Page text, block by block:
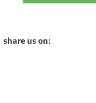
share us on: